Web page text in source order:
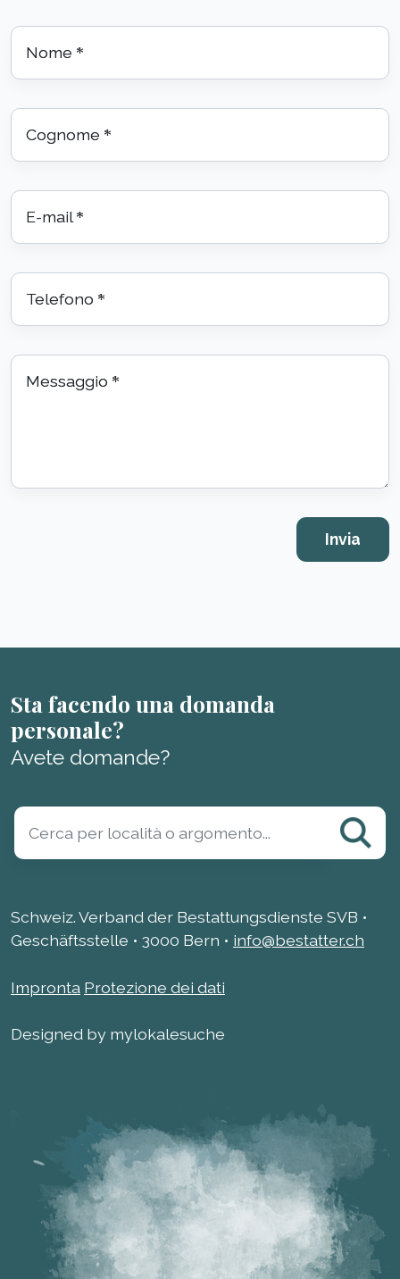
Nome *
Cognome *
E-mail *
Telefono *
Messaggio *
Sta facendo una domanda
personale?
Avete domande?
Schweiz. Verband der Bestattungsdienste SVB •
Geschäftsstelle • 3000 Bern • info@bestatter.ch
Impronta Protezione dei dati
Designed by mylokalesuche